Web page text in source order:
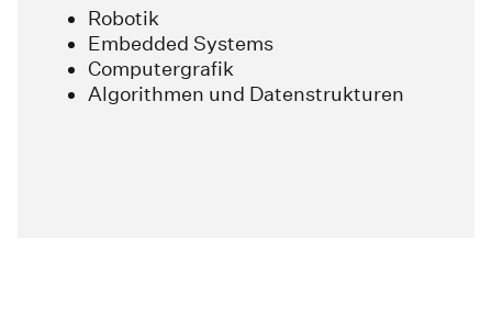
Robotik
Embedded Systems
Computergrafik
Algorithmen und Datenstrukturen